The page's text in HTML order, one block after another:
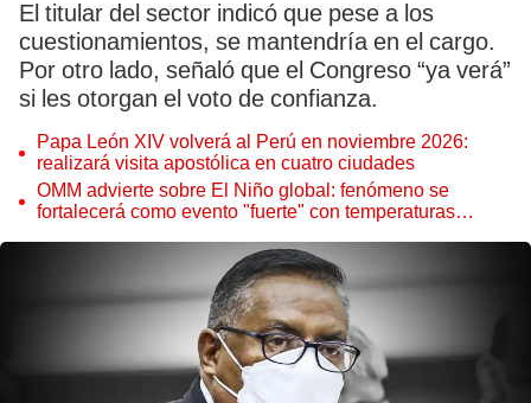
El titular del sector indicó que pese a los
cuestionamientos, se mantendría en el cargo.
Por otro lado, señaló que el Congreso “ya verá”
si les otorgan el voto de confianza.
Papa León XIV volverá al Perú en noviembre 2026:
realizará visita apostólica en cuatro ciudades
OMM advierte sobre El Niño global: fenómeno se
fortalecerá como evento "fuerte" con temperaturas